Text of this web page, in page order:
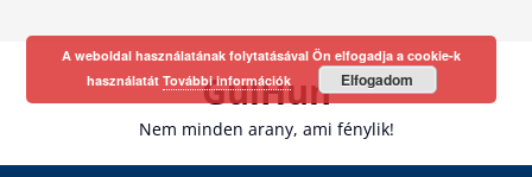
GulHun
Nem minden arany, ami fénylik!
A weboldal használatának folytatásával Ön elfogadja a cookie-k
használatát További információk Elfogadom